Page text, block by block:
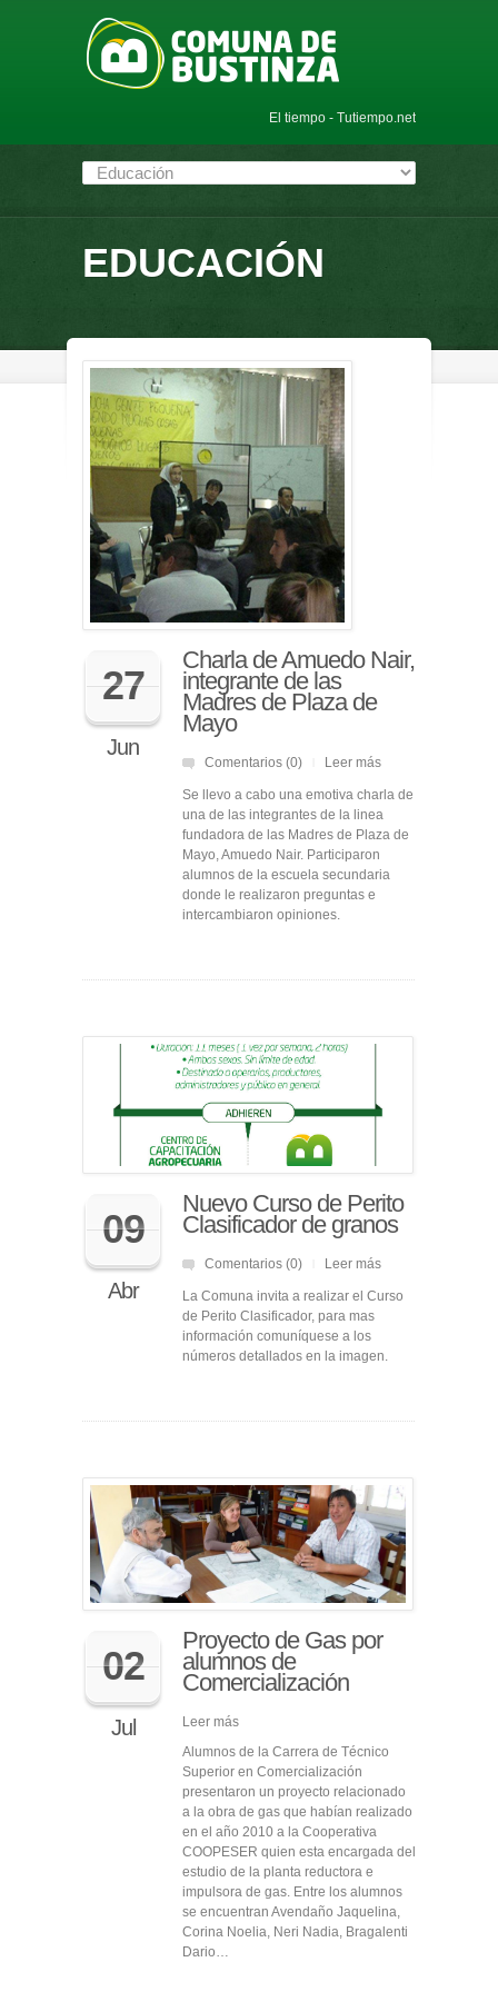
El tiempo - Tutiempo.net
EDUCACIÓN
27
Jun
Charla de Amuedo Nair,
integrante de las
Madres de Plaza de
Mayo
Comentarios (0) Leer más
Se llevo a cabo una emotiva charla de
una de las integrantes de la linea
fundadora de las Madres de Plaza de
Mayo, Amuedo Nair. Participaron
alumnos de la escuela secundaria
donde le realizaron preguntas e
intercambiaron opiniones.
09
Abr
Nuevo Curso de Perito
Clasificador de granos
Comentarios (0) Leer más
La Comuna invita a realizar el Curso
de Perito Clasificador, para mas
información comuníquese a los
números detallados en la imagen.
02
Jul
Proyecto de Gas por
alumnos de
Comercialización
Leer más
Alumnos de la Carrera de Técnico
Superior en Comercialización
presentaron un proyecto relacionado
a la obra de gas que habían realizado
en el año 2010 a la Cooperativa
COOPESER quien esta encargada del
estudio de la planta reductora e
impulsora de gas. Entre los alumnos
se encuentran Avendaño Jaquelina,
Corina Noelia, Neri Nadia, Bragalenti
Dario…